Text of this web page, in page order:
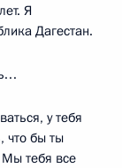
Я
Дагестан.
у тебя
что бы ты
Мы тебя все